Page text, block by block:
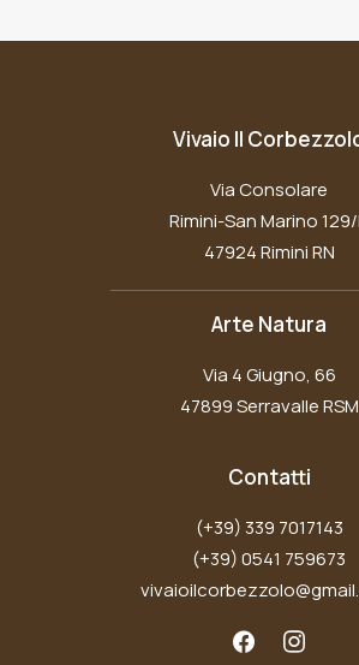
Vivaio Il
Via Consolare
Rimini-San Marino
47924 Rimini RN
Arte Natura
Via 4 Giugno, 66
47899 Serravalle RSM
Contatti
(+39) 339 7017143
(+39) 0541 759673